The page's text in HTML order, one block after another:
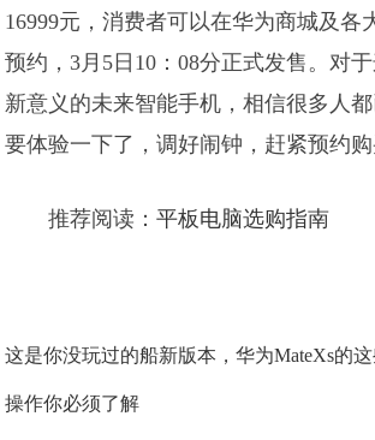
16999元，消费者可以在华为商城及各
预约，3月5日10：08分正式发售。对
新意义的未来智能手机，相信很多人
要体验一下了，调好闹钟，赶紧预约购
推荐阅读：平板电脑选购指南
这是你没玩过的船新版本，华为MateXs的
操作你必须了解